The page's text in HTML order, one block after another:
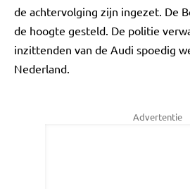
de achtervolging zijn ingezet. De
de hoogte gesteld. De politie
inzittenden van de Audi spoedig
Nederland.
Advertentie